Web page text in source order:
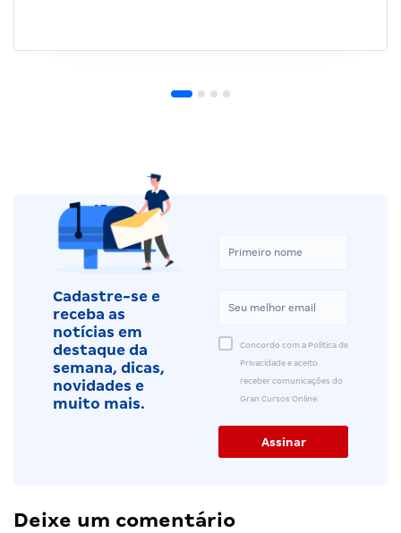
Cadastre-se e
receba as
notícias em
destaque da
semana, dicas,
novidades e
muito mais.
Concordo com a Política de
Privacidade e aceito
receber comunicações do
Gran Cursos Online.
Deixe um comentário